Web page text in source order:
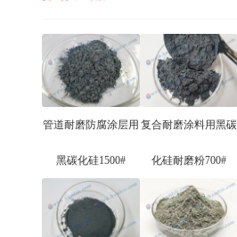
管道耐磨防腐涂层用
黑碳化硅1500#
复合耐磨涂料用黑碳
化硅耐磨粉700#